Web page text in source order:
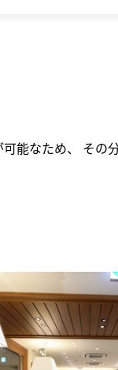
能なため、 その